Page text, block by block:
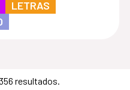
LETRAS
resultados.